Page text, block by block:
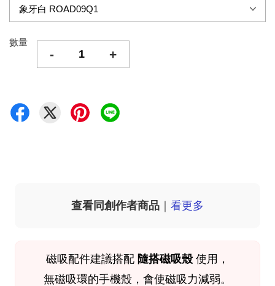
數量
- +
查看同創作者商品 看更多
磁吸配件建議搭配 隨搭磁吸殼使用，
無磁吸環的手機殼，會使磁吸力減弱。